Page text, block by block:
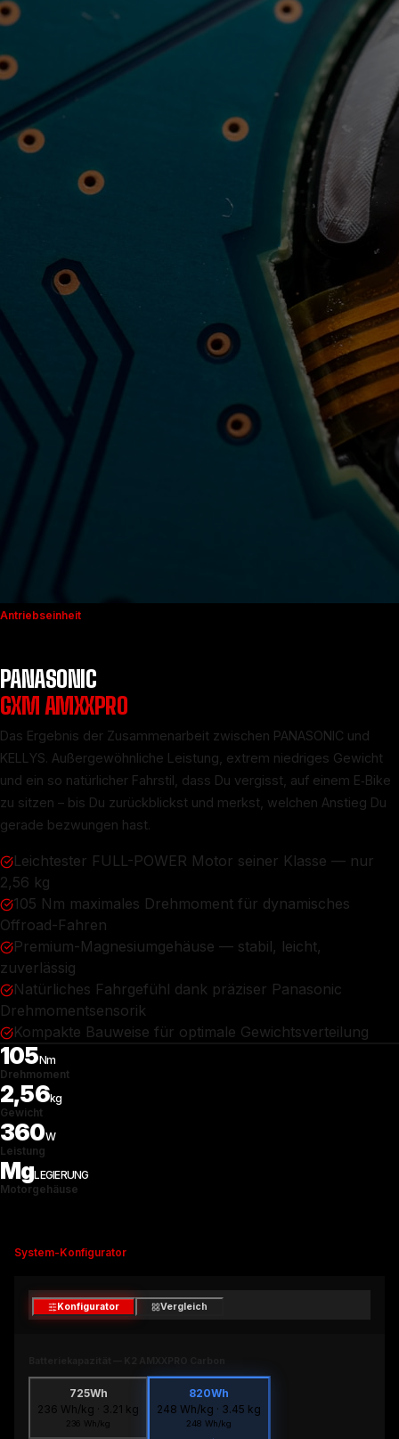
Antriebseinheit
PANASONIC
GXM AMXXPRO
Das Ergebnis der Zusammenarbeit zwischen PANASONIC und
KELLYS. Außergewöhnliche Leistung, extrem niedriges Gewicht
und ein so natürlicher Fahrstil, dass Du vergisst, auf einem E‑Bike
zu sitzen – bis Du zurückblickst und merkst, welchen Anstieg Du
gerade bezwungen hast.
Leichtester FULL-POWER Motor seiner Klasse — nur
2,56 kg
105 Nm maximales Drehmoment für dynamisches
Offroad-Fahren
Premium-Magnesiumgehäuse — stabil, leicht,
zuverlässig
Natürliches Fahrgefühl dank präziser Panasonic
Drehmomentsensorik
Kompakte Bauweise für optimale Gewichtsverteilung
105Nm
Drehmoment
2,56kg
Gewicht
360W
Leistung
MgLEGIERUNG
Motorgehäuse
System-Konfigurator
Konfigurator Vergleich
725Wh
236 Wh/kg · 3.21 kg
236 Wh/kg
820Wh
248 Wh/kg · 3.45 kg
248 Wh/kg